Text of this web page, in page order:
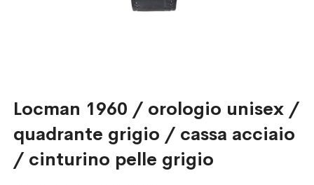
Locman 1960 / orologio unisex /
quadrante grigio / cassa acciaio
/ cinturino pelle grigio